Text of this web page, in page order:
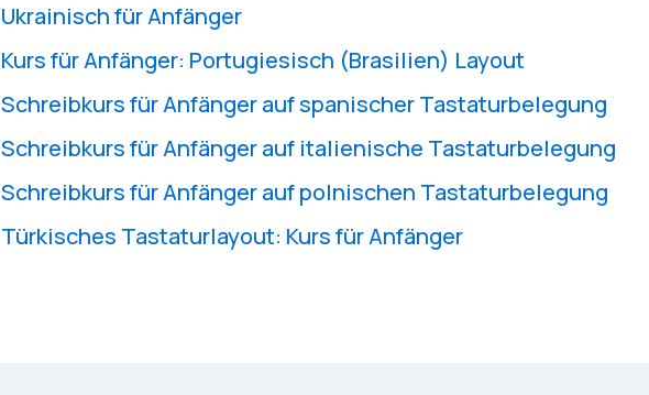
Ukrainisch für Anfänger
Kurs für Anfänger: Portugiesisch (Brasilien) Layout
Schreibkurs für Anfänger auf spanischer Tastaturbelegung
Schreibkurs für Anfänger auf italienische Tastaturbelegung
Schreibkurs für Anfänger auf polnischen Tastaturbelegung
Türkisches Tastaturlayout: Kurs für Anfänger